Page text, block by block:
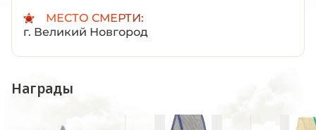
МЕСТО СМЕРТИ:
г. Великий Новгород
Награды